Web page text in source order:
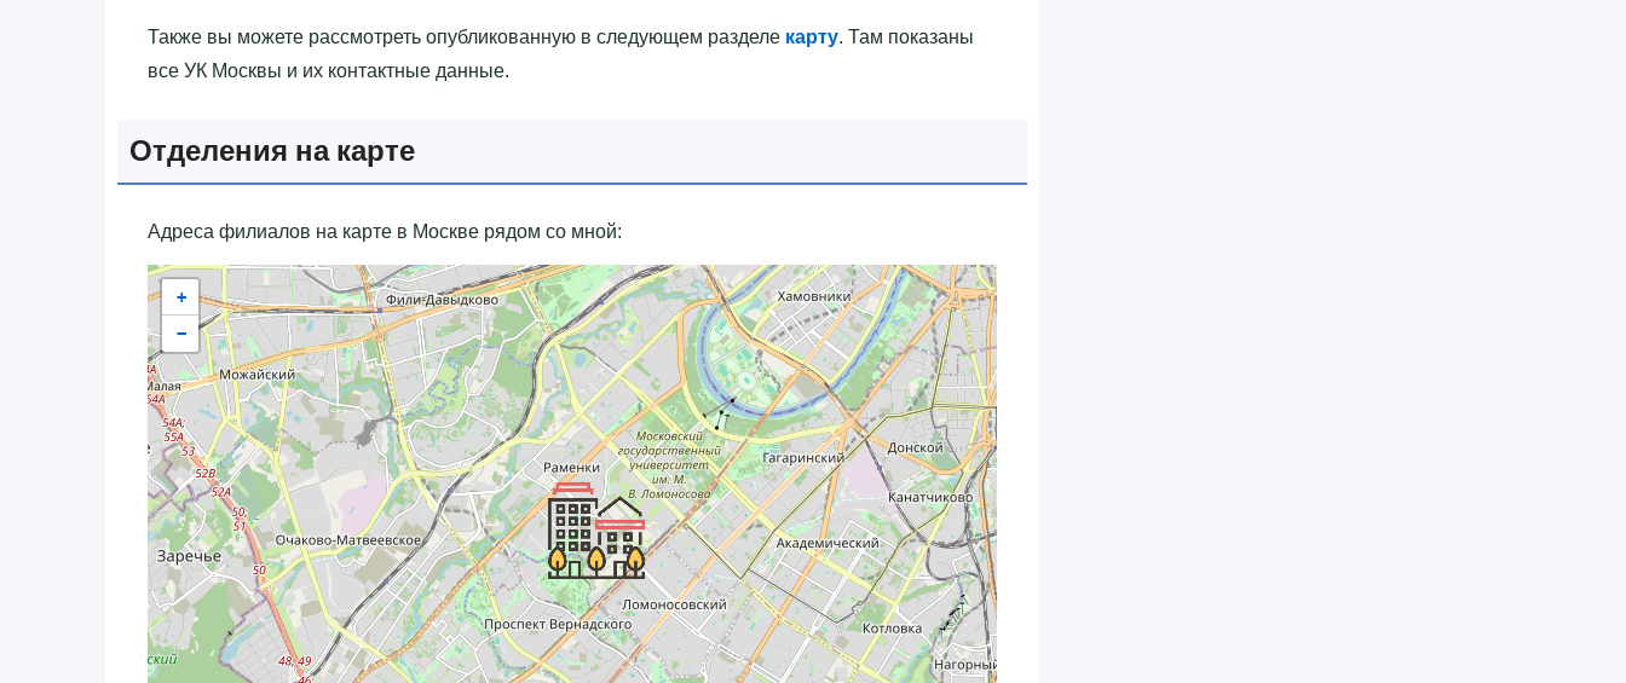
Также вы можете рассмотреть опубликованную в следующем разделе карту. Там показаны
все УК Москвы и их контактные данные.
Отделения на карте
Адреса филиалов на карте в Москве рядом со мной:
+
−